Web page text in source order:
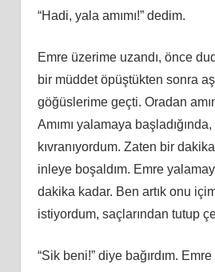
“Hadi, yala amımı!” dedim.
Emre üzerime uzandı, önce
bir müddet öpüştükten sonra
göğüslerime geçti. Oradan
Amımı yalamaya
kıvranıyordum. Zaten bir
inleye boşaldım. Emre
dakika kadar. Ben artık onu
istiyordum, saçlarından tutup
“Sik beni!” diye bağırdım.